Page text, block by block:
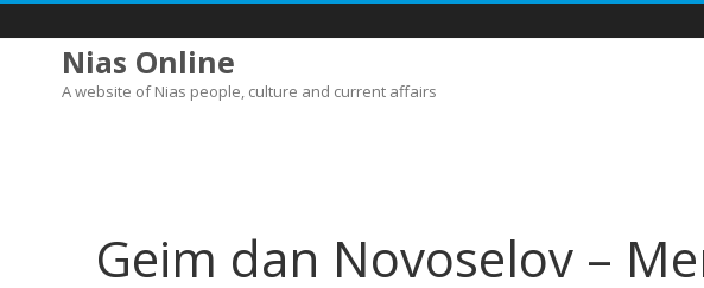
Nias Online
A website of Nias people, culture and current affairs
Geim dan Novoselov –